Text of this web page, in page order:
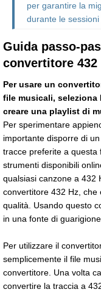
per garantire la
durante le
Guida passo-
convertitore
Per usare un
file musicali, seleziona
creare una playlist di
Per sperimentare
importante disporre di
tracce preferite a questa
strumenti disponibili
qualsiasi canzone a 432
convertitore 432 Hz, che
qualità. Usando questo
in una fonte di
Per utilizzare il
semplicemente il file
convertitore. Una volta
convertire la traccia a